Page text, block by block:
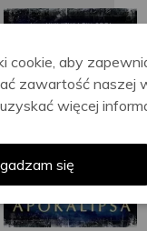
Rollins
cookie, aby
zawartość naszej
więcej
się